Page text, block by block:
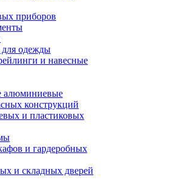
приборов
одежды
и навесные
алюминиевые
конструкций
и пластиковых
и гардеробных
и складных дверей